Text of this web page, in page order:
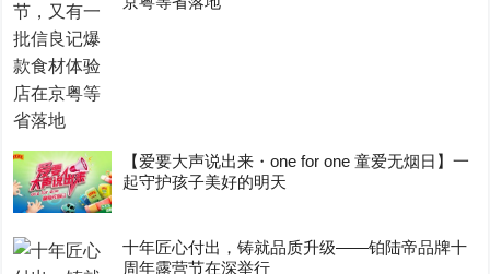
【爱要大声说出来・one for one 童爱无烟日】一
起守护孩子美好的明天
十年匠心付出，铸就品质升级——铂陆帝品牌十
周年露营节在深举行